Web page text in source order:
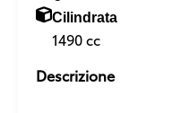
Cilindrata
1490 cc
Descrizione